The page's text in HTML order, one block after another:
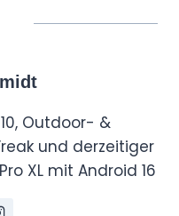
Outdoor- &
und derzeitiger
XL mit Android 16